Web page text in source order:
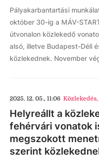
Pályakarbantartási
október 30-ig a MÁV-
útvonalon közlekedő
alsó, illetve Budapest-Déli
közlekednek. November
2025. 12. 05., 11:06 Közlekedés,
Helyreállt a
fehérvári vonatok
megszokott
szerint